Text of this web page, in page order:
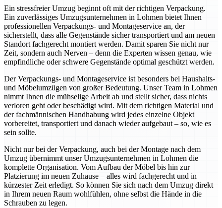
Ein stressfreier Umzug beginnt oft mit der richtigen Verpackung.
Ein zuverlässiges Umzugsunternehmen in Lohmen bietet Ihnen
professionellen Verpackungs- und Montageservice an, der
sicherstellt, dass alle Gegenstände sicher transportiert und am neuen
Standort fachgerecht montiert werden. Damit sparen Sie nicht nur
Zeit, sondern auch Nerven – denn die Experten wissen genau, wie
empfindliche oder schwere Gegenstände optimal geschützt werden.
Der Verpackungs- und Montageservice ist besonders bei Haushalts-
und Möbelumzügen von großer Bedeutung. Unser Team in Lohmen
nimmt Ihnen die mühselige Arbeit ab und stellt sicher, dass nichts
verloren geht oder beschädigt wird. Mit dem richtigen Material und
der fachmännischen Handhabung wird jedes einzelne Objekt
vorbereitet, transportiert und danach wieder aufgebaut – so, wie es
sein sollte.
Nicht nur bei der Verpackung, auch bei der Montage nach dem
Umzug übernimmt unser Umzugsunternehmen in Lohmen die
komplette Organisation. Vom Aufbau der Möbel bis hin zur
Platzierung im neuen Zuhause – alles wird fachgerecht und in
kürzester Zeit erledigt. So können Sie sich nach dem Umzug direkt
in Ihrem neuen Raum wohlfühlen, ohne selbst die Hände in die
Schrauben zu legen.